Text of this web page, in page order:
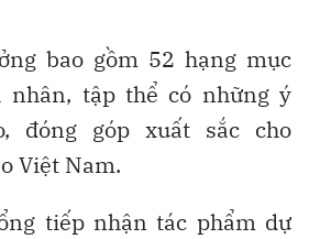
bao gồm 52 hạng mục
nhân, tập thể có những ý
đóng góp xuất sắc cho
Việt Nam.
tiếp nhận tác phẩm dự